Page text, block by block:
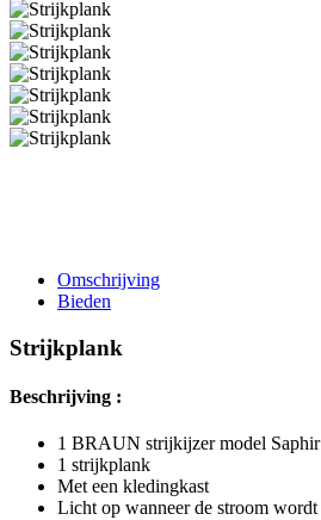
Omschrijving
Bieden
Strijkplank
Beschrijving :
1 BRAUN strijkijzer model
1 strijkplank
Met een kledingkast
Licht op wanneer de stroom wordt